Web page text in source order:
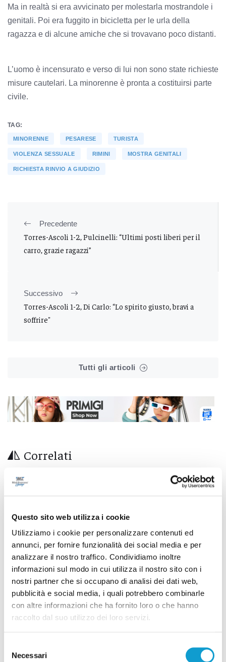
Questo sito web utilizza i cookie
Utilizziamo i cookie per personalizzare contenuti ed
annunci, per fornire funzionalità dei social media e per
analizzare il nostro traffico. Condividiamo inoltre
informazioni sul modo in cui utilizza il nostro sito con i
nostri partner che si occupano di analisi dei dati web,
pubblicità e social media, i quali potrebbero combinarle
con altre informazioni che ha fornito loro o che hanno
raccolto dal suo utilizzo dei loro servizi.
delNecessari
Ma in realtà si era avvicinato per molestarla mostrandole i
genitali. Poi era fuggito in bicicletta per le urla della
ragazza e di alcune amiche che si trovavano poco distanti.
L’uomo è incensurato e verso di lui non sono state richieste
misure cautelari. La minorenne è pronta a costituirsi parte
civile.
TAG:
MINORENNE PESARESE TURISTA
VIOLENZA SESSUALE RIMINI MOSTRA GENITALI
RICHIESTA RINVIO A GIUDIZIO
Precedente
Torres-Ascoli 1-2, Pulcinelli: “Ultimi posti liberi per il
carro, grazie ragazzi”
Successivo
Torres-Ascoli 1-2, Di Carlo: “Lo spirito giusto, bravi a
soffrire"
Tutti gli articoli
Correlati
di Rossella Luciani